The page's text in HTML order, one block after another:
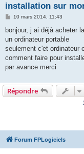
installation sur
M
s
a
g
10 mars 2014, 11:43
bonjour, j ai déjà acheter
un ordinateur portable
seulement c'et ordinateur
comment faire pour
par avance merci
Répondre
Forum FPLogiciels